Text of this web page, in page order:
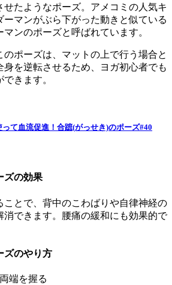
せたようなポーズ。アメコミの人気キ
ーマンがぶら下がった動きと似ている
ンのポーズと呼ばれています。
のポーズは、マットの上で行う場合と
を逆転させるため、
ヨガ初心者でも
できます。
て血流促進！合蹠(がっせき)のポーズ#40
ズの効果
ことで、背中のこわばりや自律神経の
消できます。腰痛の緩和にも効果的で
ズのやり方
端を握る